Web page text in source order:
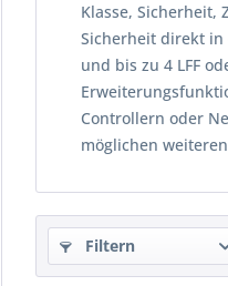
Klasse,
Sicherheit direkt in
und bis zu 4 LFF
Controllern oder
möglichen
Filtern